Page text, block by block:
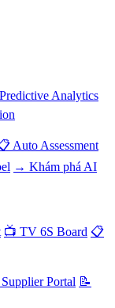
Analytics
Auto Assessment
→ Khám phá AI
📺 TV 6S Board 📋
Portal 📝